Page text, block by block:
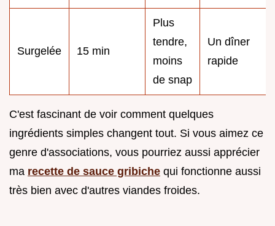
Surgelée 15 min
Plus
tendre,
moins
de snap
Un dîner
rapide
C'est fascinant de voir comment quelques
ingrédients simples changent tout. Si vous aimez ce
genre d'associations, vous pourriez aussi apprécier
ma recette de sauce gribiche qui fonctionne aussi
très bien avec d'autres viandes froides.